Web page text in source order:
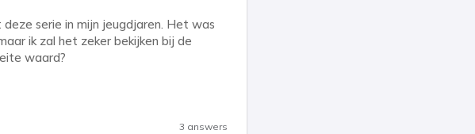
serie in mijn jeugdjaren. Het was
ik zal het zeker bekijken bij de
waard?
3 answers